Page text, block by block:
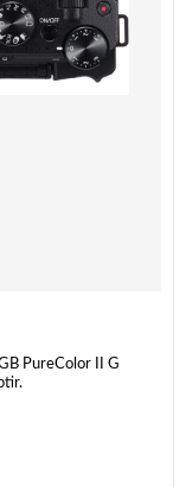
PureColor II G